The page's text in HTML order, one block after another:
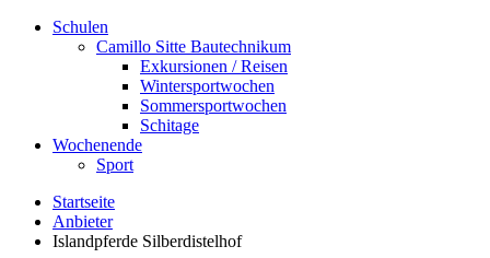
Schulen
Camillo Sitte Bautechnikum
Exkursionen / Reisen
Wintersportwochen
Sommersportwochen
Schitage
Wochenende
Sport
Startseite
Anbieter
Islandpferde Silberdistelhof